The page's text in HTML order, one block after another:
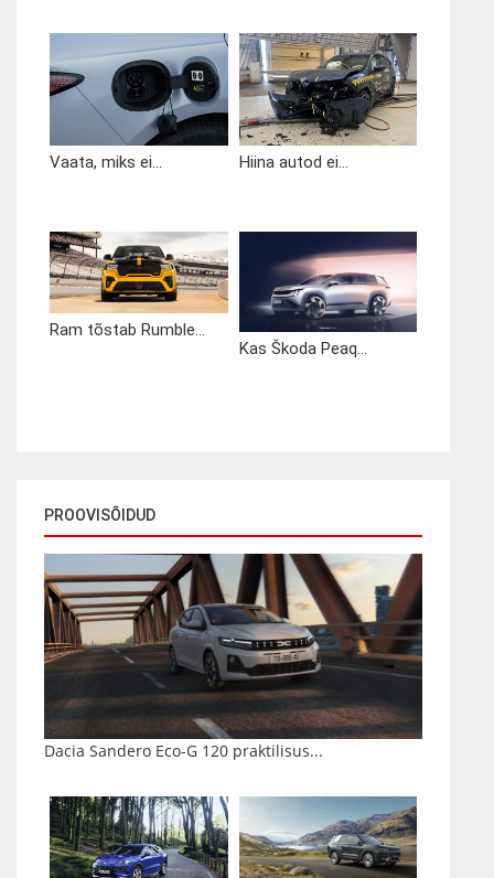
Vaata, miks ei... Hiina autod ei...
Ram tõstab Rumble...
Kas Škoda Peaq...
PROOVISÕIDUD
Dacia Sandero Eco-G 120 praktilisus...